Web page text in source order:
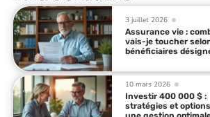
3 juillet 2026
Assurance vie :
vais-je toucher
bénéficiaires
10 mars 2026
Investir 400 000 $ :
stratégies et